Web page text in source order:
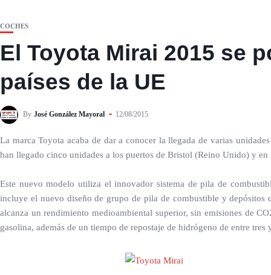
COCHES
El Toyota Mirai 2015 se
países de la UE
By José González Mayoral 12/08/2015
La marca Toyota acaba de dar a conocer la llegada de varias
han llegado cinco unidades a los puertos de Bristol (Reino Unido) y
Este nuevo modelo utiliza el innovador sistema de pila de
incluye el nuevo diseño de grupo de pila de combustible y
alcanza un rendimiento medioambiental superior, sin emisiones de
gasolina, además de un tiempo de repostaje de hidrógeno de entre tres